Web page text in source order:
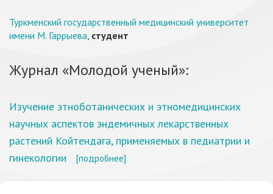
Туркменский государственный медицинский университет
имени М. Гаррыева, студент
Журнал «Молодой ученый»:
Изучение этноботанических и этномедицинских
научных аспектов эндемичных лекарственных
растений Койтендага, применяемых в педиатрии и
гинекологии
[подробнее]